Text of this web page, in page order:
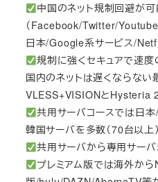
中国のネット規制回避が可
（Facebook/Twitter/
日本/Google系サービス/
規制に強くセキュアで速
国内のネットは遅くならない
VLESS+VISIONとHysteria
共用サーバコースでは日
韓国サーバを多数（70台以上
共用サーバから専用サー
プレミアム版では海外か